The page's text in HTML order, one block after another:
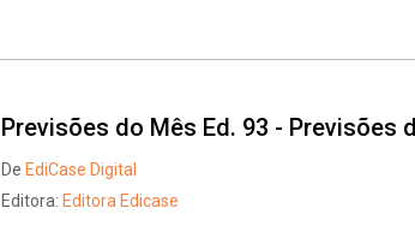
Previsões do Mês Ed. 93 - Previsões
De EdiCase Digital
Editora: Editora Edicase